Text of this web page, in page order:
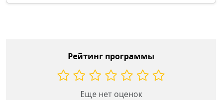
Рейтинг программы
Еще нет оценок